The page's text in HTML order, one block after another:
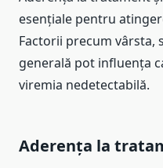
esențiale pentru
Factorii precum vârsta,
generală pot influența
viremia nedetectabilă.
Aderența la